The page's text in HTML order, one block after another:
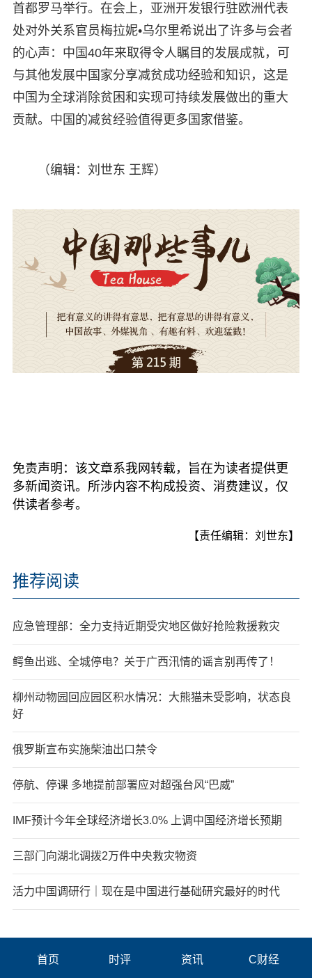
首都罗马举行。在会上，亚洲开发银行驻欧洲代表
处对外关系官员梅拉妮•乌尔里希说出了许多与会者
的心声：中国40年来取得令人瞩目的发展成就，可
与其他发展中国家分享减贫成功经验和知识，这是
中国为全球消除贫困和实现可持续发展做出的重大
贡献。中国的减贫经验值得更多国家借鉴。
（编辑：刘世东 王辉）
免责声明：该文章系我网转载，旨在为读者提供更
多新闻资讯。所涉内容不构成投资、消费建议，仅
供读者参考。
【责任编辑：刘世东】
推荐阅读
应急管理部：全力支持近期受灾地区做好抢险救援救灾
鳄鱼出逃、全城停电？关于广西汛情的谣言别再传了！
柳州动物园回应园区积水情况：大熊猫未受影响，状态良
好
俄罗斯宣布实施柴油出口禁令
停航、停课 多地提前部署应对超强台风“巴威”
IMF预计今年全球经济增长3.0% 上调中国经济增长预期
三部门向湖北调拨2万件中央救灾物资
活力中国调研行｜现在是中国进行基础研究最好的时代
首页 时评 资讯 C财经